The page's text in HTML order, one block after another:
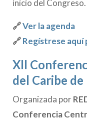
inicio del Congreso.
🔗Ver la agenda
🔗Regístrese aquí
XII
del Caribe
Organizada por
Conferencia